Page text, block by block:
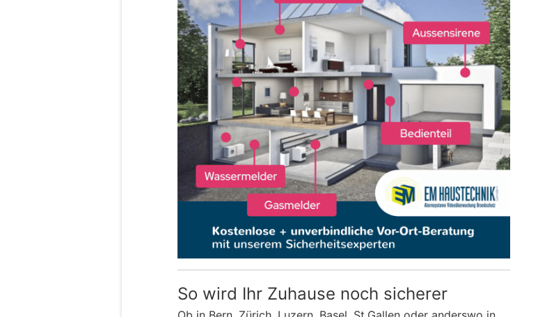
So wird Ihr Zuhause noch sicherer